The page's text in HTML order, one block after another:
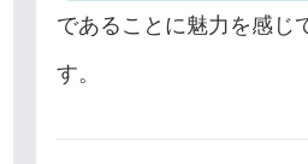
であることに魅力を感じ
す。